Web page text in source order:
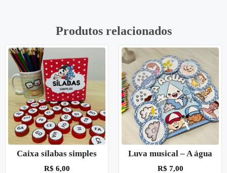
Produtos relacionados
Caixa sílabas simples
R$ 6,00
Luva musical – A água
R$ 7,00